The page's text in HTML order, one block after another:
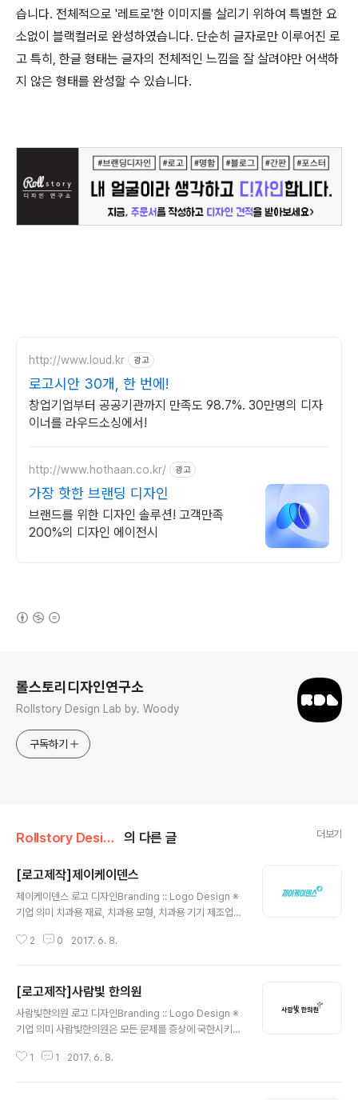
습니다. 전체적으로 '레트로'한 이미지를 살리기 위하여 특별한 요
소없이 블랙컬러로 완성하였습니다. 단순히 글자로만 이루어진 로
고 특히, 한글 형태는 글자의 전체적인 느낌을 잘 살려야만 어색하
지 않은 형태를 완성할 수 있습니다.
http://www.loud.kr 광고
로고시안 30개, 한 번에!
창업기업부터 공공기관까지 만족도 98.7%. 30만명의 디자
이너를 라우드소싱에서!
http://www.hothaan.co.kr/ 광고
가장 핫한 브랜딩 디자인
브랜드를 위한 디자인 솔루션! 고객만족
200%의 디자인 에이전시
롤스토리디자인연구소
Rollstory Design Lab by. Woody
구독하기
Rollstory Design/6月 - June 의 다른 글 더보기
[로고제작]제이케이덴스
제이케이덴스 로고 디자인Branding :: Logo Design ※
기업 의미 치과용 재료, 치과용 모형, 치과용 기기 제조업을
플, 청결함 청결한 느낌을 주기위해 브랜드 컬러를 'Light
2 0 2017. 6. 8.
[로고제작]사람빛 한의원
사람빛한의원 로고 디자인Branding :: Logo Design ※
기업 의미 사람빛한의원은 모든 문제를 증상에 국한시키지
아 해결합니다. 그렇게 근본적인 치료를 통해서 비로소 본
1 1 2017. 6. 8.